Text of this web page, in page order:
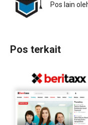
Pos lain
Pos terkait